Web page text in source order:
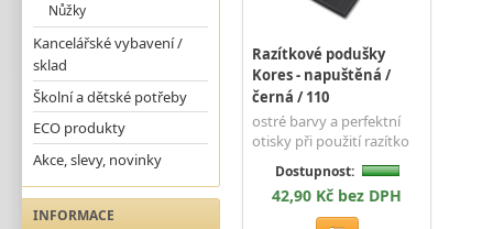
Nůžky
Kancelářské vybavení /
sklad
Školní a dětské potřeby
ECO produkty
Akce, slevy, novinky
INFORMACE
Razítkové podušky
Kores - napuštěná /
černá / 110
ostré barvy a perfektní
otisky při použití razítko
Dostupnost:
42,90 Kč bez DPH